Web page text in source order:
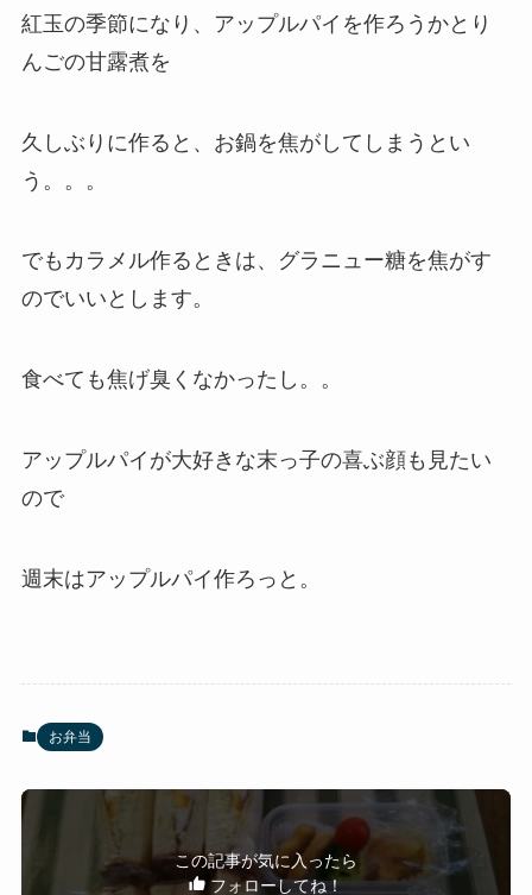
紅玉の季節になり、アップルパイを作ろうかとり
んごの甘露煮を
久しぶりに作ると、お鍋を焦がしてしまうとい
う。。。
でもカラメル作るときは、グラニ ュー糖を焦がす
のでいいとします。
食べても焦げ臭くなかったし。。
アップルパイが大好きな末っ子の喜ぶ顔も見たい
ので
週末はアップルパイ作ろっと。
お弁当
この記事が気に入ったら
フォローしてね！